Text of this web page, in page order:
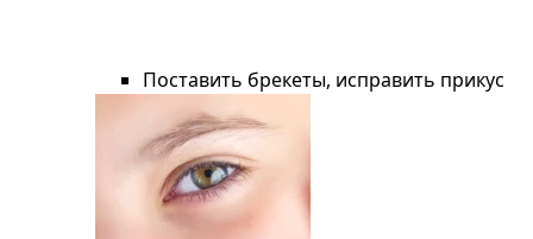
Поставить брекеты, исправить прикус